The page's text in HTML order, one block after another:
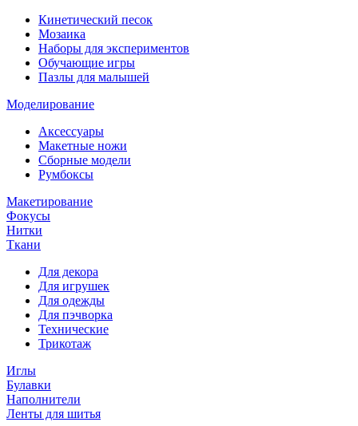
Кинетический песок
Мозаика
Наборы для экспериментов
Обучающие игры
Пазлы для малышей
Моделирование
Аксессуары
Макетные ножи
Сборные модели
Румбоксы
Макетирование
Фокусы
Нитки
Ткани
Для декора
Для игрушек
Для одежды
Для пэчворка
Технические
Трикотаж
Иглы
Булавки
Наполнители
Ленты для шитья